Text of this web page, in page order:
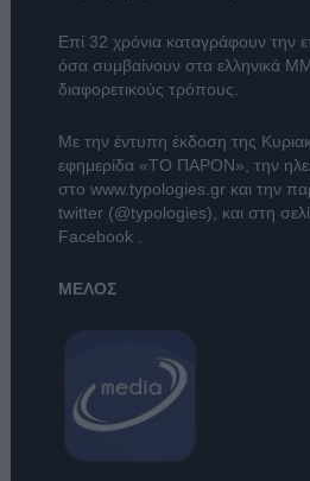
Επί 32 χρόνια καταγράφουν την
όσα συμβαίνουν στα ελληνικά
διαφορετικούς τρόπους.
Με την έντυπη έκδοση της
εφημερίδα «ΤΟ ΠΑΡΟΝ» , την
στο www.typologies.grκαι την
twitter (@typologies) , και στη
Facebook
ΜΕΛΟΣ